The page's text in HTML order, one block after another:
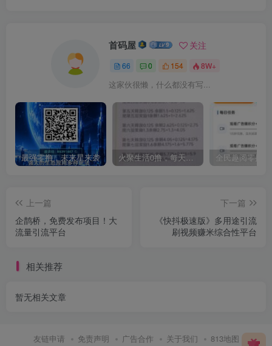
首码屋 关注
66 0 154 8W+
这家伙很懒，什么都没有写...
最强零撸，未来星来袭 火聚生活0撸，每天5个广告，简单爬墙就行，价值高
上一篇
企鹊桥，免费发布项目！大
流量引流平台
下一篇
《快抖极速版》多用途引流
刷视频赚米综合性平台
相关推荐
暂无相关文章
友链申请 免责声明 广告合作 关于我们 813地图